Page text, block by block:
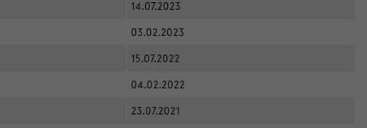
14.07.2023
03.02.2023
15.07.2022
04.02.2022
23.07.2021